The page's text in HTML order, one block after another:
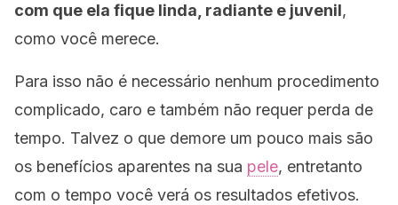
com que ela fique linda, radiante e juvenil,
como você merece.
Para isso não é necessário nenhum procedimento
complicado, caro e também não requer perda de
tempo. Talvez o que demore um pouco mais são
os benefícios aparentes na sua pele, entretanto
com o tempo você verá os resultados efetivos.